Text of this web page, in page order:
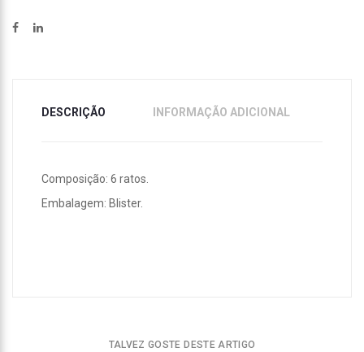
DESCRIÇÃO INFORMAÇÃO ADICIONAL
Composição: 6 ratos.
Embalagem: Blister.
TALVEZ GOSTE DESTE ARTIGO